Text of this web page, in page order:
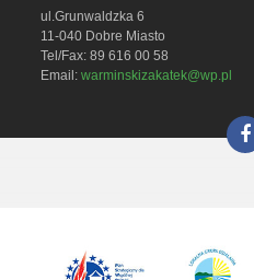
ul.Grunwaldzka 6
11-040 Dobre Miasto
Tel/Fax: 89 616 00 58
Email:warminskizakatek@wp.pl